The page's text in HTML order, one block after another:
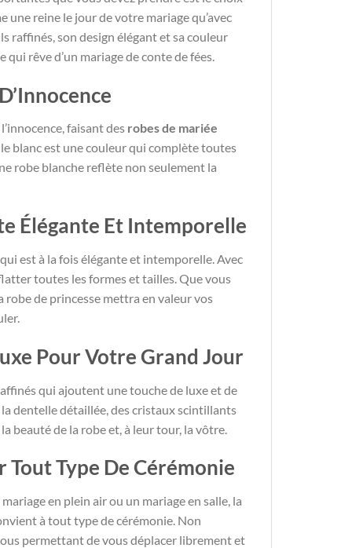
une reine le jour de votre mariage qu’avec
raffinés, son design élégant et sa couleur
rêve d’un mariage de conte de fées.
faisant des robes de mariée
blanc est une couleur qui complète toutes
robe blanche reflète non seulement la
Élégante Et Intemporelle
est à la fois élégante et intemporelle. Avec
toutes les formes et tailles. Que vous
robe de princesse mettra en valeur vos
Pour Votre Grand Jour
qui ajoutent une touche de luxe et de
dentelle détaillée, des cristaux scintillants
beauté de la robe et, à leur tour, la vôtre.
Tout Type De Cérémonie
en plein air ou un mariage en salle, la
à tout type de cérémonie. Non
permettant de vous déplacer librement et